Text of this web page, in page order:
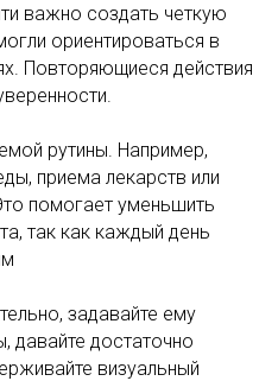
важно создать четкую
ориентироваться в
Повторяющиеся действия
рутины. Например,
приема лекарств или
помогает уменьшить
так как каждый день
задавайте ему
давайте достаточно
визуальный